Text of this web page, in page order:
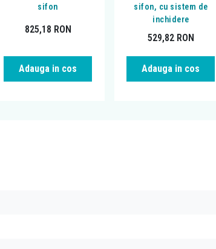
sifon
825,18 RON
Adauga in cos
sifon, cu sistem de
inchidere
529,82 RON
Adauga in cos